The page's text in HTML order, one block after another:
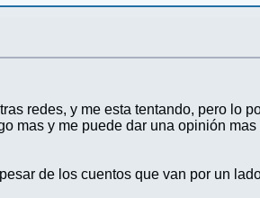
redes, y me esta tentando, pero lo
mas y me puede dar una opinión
de los cuentos que van por un